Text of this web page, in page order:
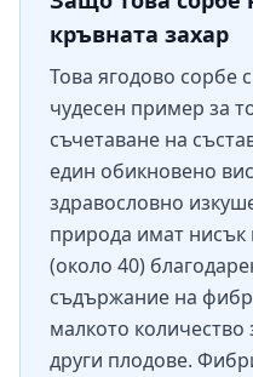
кръвната захар
Това ягодово сорбе
чудесен пример за
съчетаване на
един обикновено
здравословно
природа имат нисък
(около 40)
съдържание на
малкото количество
други плодове.